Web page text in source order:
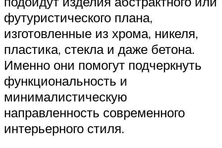
футуристического плана,
изготовленные из хрома, никеля,
пластика, стекла и даже бетона.
Именно они помогут подчеркнуть
функциональность и
минималистическую
направленность современного
интерьерного стиля.